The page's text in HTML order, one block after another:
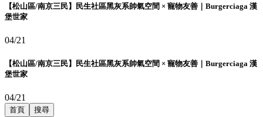
【松山區/南京三民】民生社區黑灰系帥氣空間 × 寵物友善｜Burgerciaga 漢
堡世家
04/21
【松山區/南京三民】民生社區黑灰系帥氣空間 × 寵物友善｜Burgerciaga 漢
堡世家
04/21
首頁 搜尋